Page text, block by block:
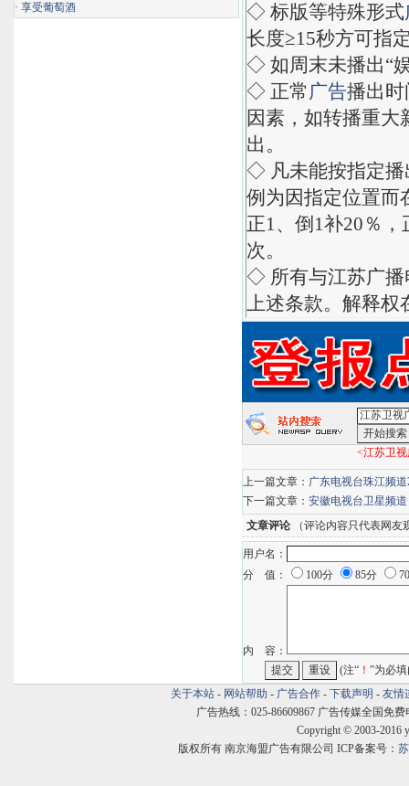
◇ 标版等特殊形式
长度≥15秒方可指
◇ 如周末未播出“
◇ 正常 广告播出时
因素，如转播重大
出。
◇ 凡未能按指定播
例为因指定位置而
正1、倒1补20％
次。
◇ 所有与江苏广播
上述条款。解释
<江苏卫
上一篇文章： 广东电视台珠江频
下一篇文章： 安徽电视台卫星频道
文章评论 （评论内容只代表网友
用户名：
分 值：
100分 85分
内 容：
(注“ ！ ”为必
· 享受葡萄酒
关于本站 - 网站帮助 - 广告合作 - 下载声明 - 友情
广告热线：025-86609867 广告传媒全国免费
Copyright © 2003-2016
版权所有 南京海盟广告有限公司 ICP备案号：